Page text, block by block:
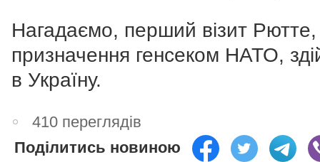
Нагадаємо, перший візит Рютте,
призначення генсеком НАТО,
в Україну.
410 переглядів
Поділитись новиною